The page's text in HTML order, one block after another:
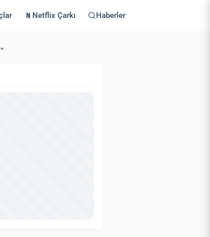
Netflix Çarkı Haberler